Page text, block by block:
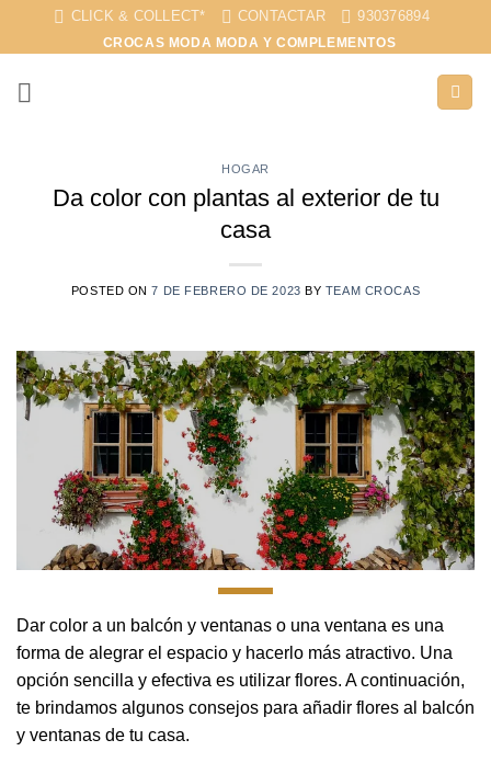
CLICK & COLLECT* CONTACTAR 930376894
CROCAS MODA MODA Y COMPLEMENTOS
HOGAR
Da color con plantas al exterior de tu
casa
POSTED ON7 DE FEBRERO DE 2023 BY TEAM CROCAS
Dar color a un balcón y ventanas o una ventana es una
forma de alegrar el espacio y hacerlo más atractivo. Una
opción sencilla y efectiva es utilizar flores. A continuación,
te brindamos algunos consejos para añadir flores al balcón
y ventanas de tu casa.